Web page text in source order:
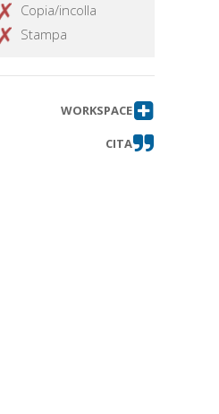
Copia/incolla
Stampa
WORKSPACE
CITA